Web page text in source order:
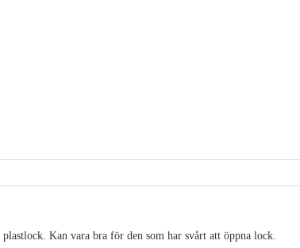
Kan vara bra för den som har svårt att öppna lock.